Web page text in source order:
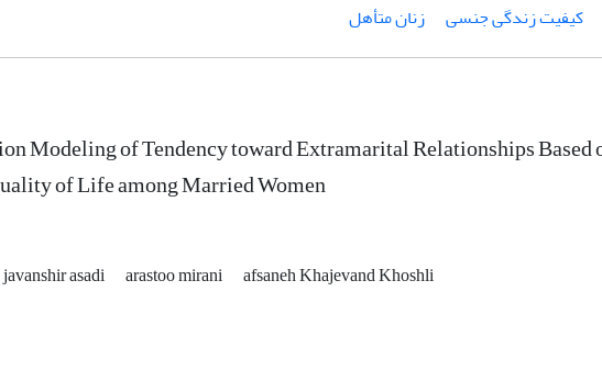
کیفیت زندگی جنسی زنان متأهل
Modeling of Tendency toward Extramarital Relationships
of Life among Married Women
javanshir asadi arastoo mirani
afsaneh Khajevand Khoshli